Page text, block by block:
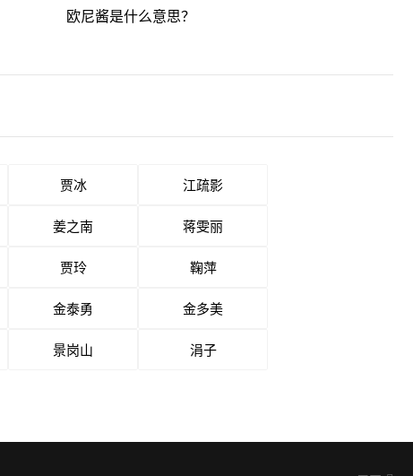
欧尼酱是什么意思？
贾冰 江疏影
姜之南 蒋雯丽
贾玲 鞠萍
金泰勇 金多美
景岗山 涓子